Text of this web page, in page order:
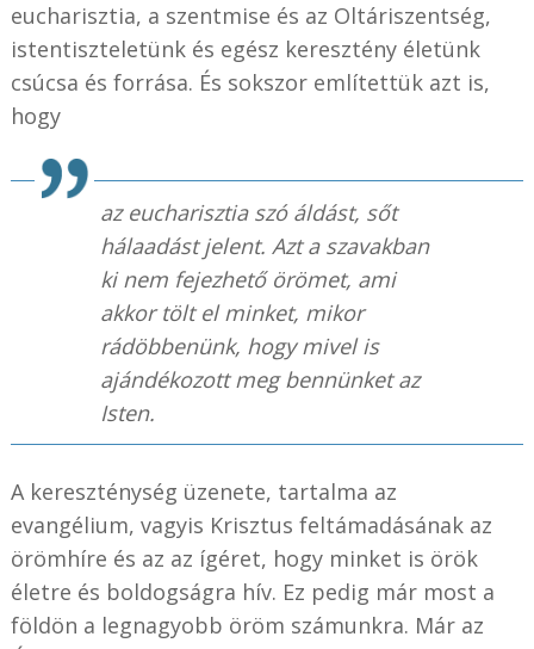
eucharisztia, a szentmise és az Oltáriszentség,
istentiszteletünk és egész keresztény életünk
csúcsa és forrása. És sokszor említettük azt is,
hogy
az eucharisztia szó áldást, sőt
hálaadást jelent. Azt a szavakban
ki nem fejezhető örömet, ami
akkor tölt el minket, mikor
rádöbbenünk, hogy mivel is
ajándékozott meg bennünket az
Isten.
A kereszténység üzenete, tartalma az
evangélium, vagyis Krisztus feltámadásának az
örömhíre és az az ígéret, hogy minket is örök
életre és boldogságra hív. Ez pedig már most a
földön a legnagyobb öröm számunkra. Már az